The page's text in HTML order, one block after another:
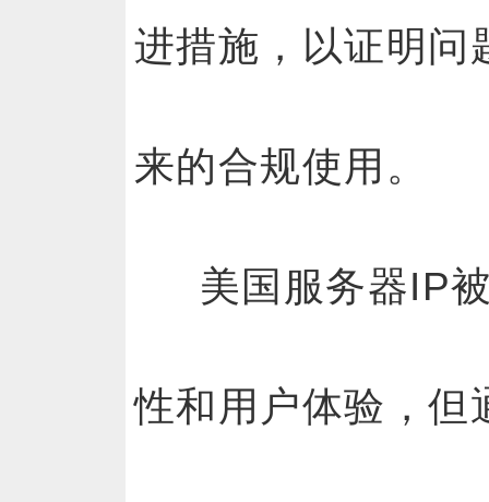
进措施，以证明问
来的合规使用。
美国服务器IP
性和用户体验，但